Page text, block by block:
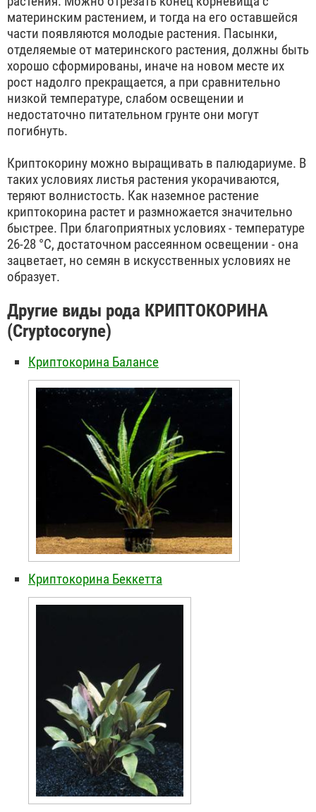
материнским растением, и тогда на его оставшейся
части появляются молодые растения. Пасынки,
отделяемые от материнского растения, должны быть
хорошо сформированы, иначе на новом месте их
рост надолго прекращается, а при сравнительно
низкой температуре, слабом освещении и
недостаточно питательном грунте они могут
погибнуть.
Криптокорину можно выращивать в палюдариуме. В
таких условиях листья растения укорачиваются,
теряют волнистость. Как наземное растение
криптокорина растет и размножается значительно
быстрее. При благоприятных условиях - температуре
26-28 °С, достаточном рассеянном освещении - она
зацветает, но семян в искусственных условиях не
образует.
Другие виды рода КРИПТОКОРИНА
(Cryptocoryne)
Криптокорина Балансе
Криптокорина Беккетта